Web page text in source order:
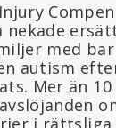
nekade
med
autism
Mer än
i